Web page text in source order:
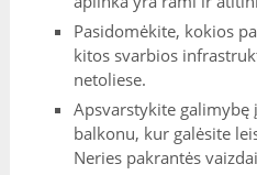
Pasidomėkite, kokios
kitos svarbios
netoliese.
Apsvarstykite galimybę
balkonu, kur galėsite
Neries pakrantės